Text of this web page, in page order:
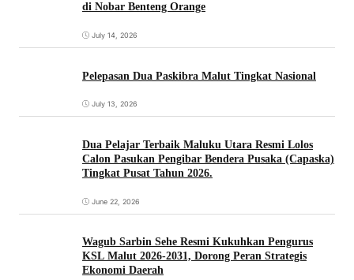
di Nobar Benteng Orange
July 14, 2026
Pelepasan Dua Paskibra Malut Tingkat Nasional
July 13, 2026
Dua Pelajar Terbaik Maluku Utara Resmi Lolos
Calon Pasukan Pengibar Bendera Pusaka (Capaska)
Tingkat Pusat Tahun 2026.
June 22, 2026
Wagub Sarbin Sehe Resmi Kukuhkan Pengurus
KSL Malut 2026-2031, Dorong Peran Strategis
Ekonomi Daerah